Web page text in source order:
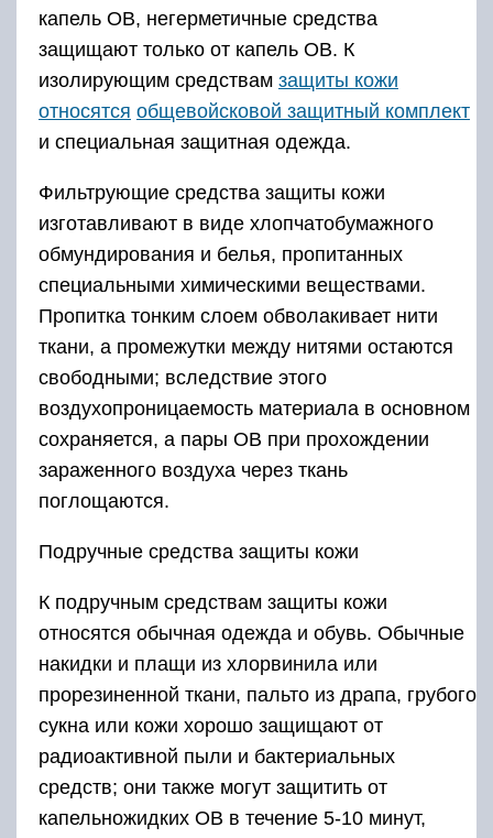
капель ОВ, негерметичные средства
защищают только от капель ОВ. К
изолирующим средствам защиты кожи
относятся общевойсковой защитный комплект
и специальная защитная одежда.
Фильтрующие средства защиты кожи
изготавливают в виде хлопчатобумажного
обмундирования и белья, пропитанных
специальными химическими веществами.
Пропитка тонким слоем обволакивает нити
ткани, а промежутки между нитями остаются
свободными; вследствие этого
воздухопроницаемость материала в основном
сохраняется, а пары ОВ при прохождении
зараженного воздуха через ткань
поглощаются.
Подручные средства защиты кожи
К подручным средствам защиты кожи
относятся обычная одежда и обувь. Обычные
накидки и плащи из хлорвинила или
прорезиненной ткани, пальто из драпа, грубого
сукна или кожи хорошо защищают от
радиоактивной пыли и бактериальных
средств; они также могут защитить от
капельножидких ОВ в течение 5-10 минут,